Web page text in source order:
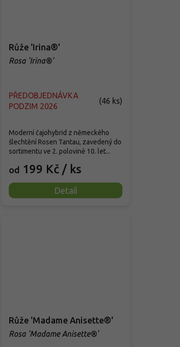
Růže 'Irina®'
Rosa 'Irina®'
PŘEDOBJEDNÁVKA
PODZIM 2026
(46 ks)
od 199 Kč / ks
Detail
Moderní čajohybrid z německého
šlechtění Rosen Tantau, zavedený do
sortimentu ve 2. polovině 10. let...
Růže 'Madame Anisette®'
Rosa 'Madame Anisette®'